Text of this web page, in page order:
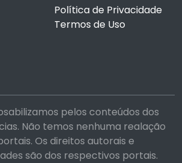
Política de Privacidade
Termos de Uso
pelos conteúdos dos
Não temos nenhuma realação
Os direitos autorais e
são dos respectivos portais.